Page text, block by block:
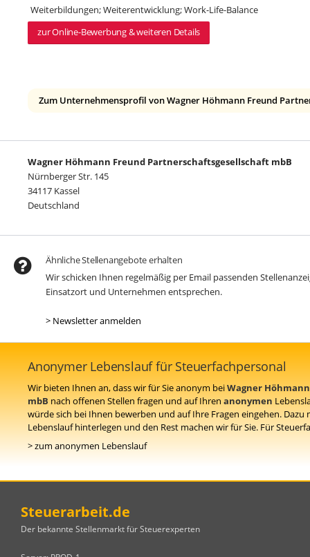
Weiterbildungen; Weiterentwicklung; Work-Life-Balance
zur Online-Bewerbung & weiteren Details
Zum Unternehmensprofil von Wagner Höhmann Freund
Wagner Höhmann Freund Partnerschaftsgesellschaft mbB
Nürnberger Str. 145
34117 Kassel
Deutschland
Ähnliche Stellenangebote erhalten
Wir schicken Ihnen regelmäßig per Email passenden
Einsatzort und Unternehmen entsprechen.
> Newsletter anmelden
Anonymer Lebenslauf für Steuerfachpersonal
Wir bieten Ihnen an, dass wir für Sie anonym beiWagner
mbB nach offenen Stellen fragen und auf Ihren anonymen
würde sich bei Ihnen bewerben und auf Ihre Fragen eingehen. Dazu
Lebenslauf hinterlegen und den Rest machen wir für Sie. Für
> zum anonymen Lebenslauf
Steuerarbeit.de
Der bekannte Stellenmarkt für Steuerexperten